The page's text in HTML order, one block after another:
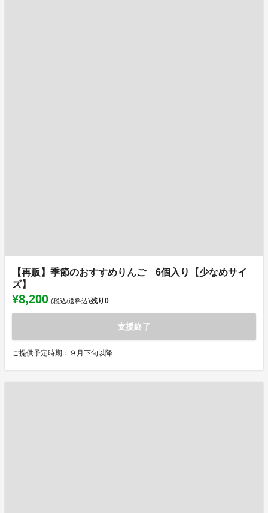
【再販】季節のおすすめりんご 6個入り【少なめサイ
ズ】
¥8,200 (税込/送料込)残り0
支援終了
ご提供予定時期：９月下旬以降